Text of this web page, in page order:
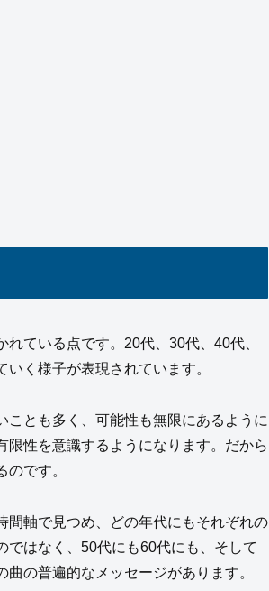
ている点です。20代、30代、40代、
く様子が表現されています。
とも多く、可能性も無限にあるように
性を意識するようになります。だから
です。
間軸で見つめ、どの年代にもそれぞれの
はなく、50代にも60代にも、そして
の普遍的なメッセージがあります。